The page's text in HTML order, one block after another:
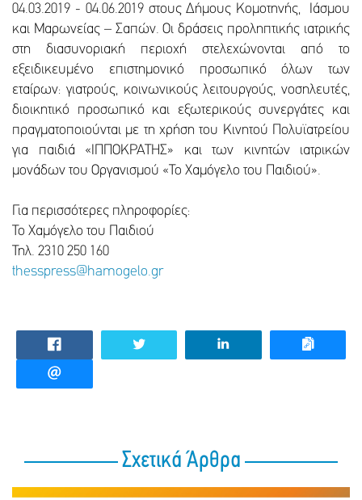
04.03.2019 - 04.06.2019 στους Δήμους Κομοτηνής, Ιάσμου
και Μαρωνείας – Σαπών. Οι δράσεις προληπτικής ιατρικής
στη διασυνοριακή περιοχή στελεχώνονται από το
εξειδικευμένο επιστημονικό προσωπικό όλων των
εταίρων: γιατρούς, κοινωνικούς λειτουργούς, νοσηλευτές,
διοικητικό προσωπικό και εξωτερικούς συνεργάτες και
πραγματοποιούνται με τη χρήση του Κινητού Πολυϊατρείου
για παιδιά «ΙΠΠΟΚΡΑΤΗΣ» και των κινητών ιατρικών
μονάδων του Οργανισμού «Το Χαμόγελο του Παιδιού».
Για περισσότερες πληροφορίες:
Το Χαμόγελο του Παιδιού
Τηλ. 2310 250 160
thesspress@hamogelo.gr
Σχετικά Άρθρα